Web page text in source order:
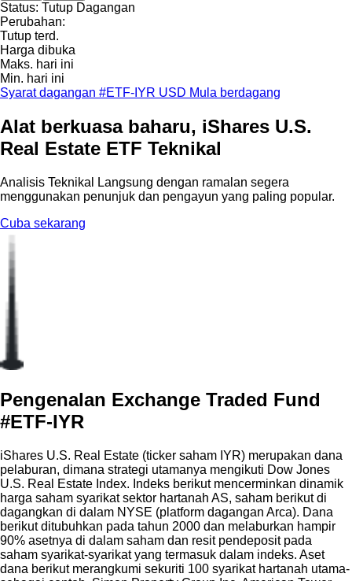
Status: Tutup Dagangan
Perubahan:
Tutup terd.
Harga dibuka
Maks. hari ini
Min. hari ini
Syarat dagangan #ETF-IYR USD Mula berdagang
Alat berkuasa baharu, iShares U.S.
Real Estate ETF Teknikal
Analisis Teknikal Langsung dengan ramalan segera
menggunakan penunjuk dan pengayun yang paling popular.
Cuba sekarang
Pengenalan Exchange Traded Fund
#ETF-IYR
iShares U.S. Real Estate (ticker saham IYR) merupakan dana
pelaburan, dimana strategi utamanya mengikuti Dow Jones
U.S. Real Estate Index. Indeks berikut mencerminkan dinamik
harga saham syarikat sektor hartanah AS, saham berikut di
dagangkan di dalam NYSE (platform dagangan Arca). Dana
berikut ditubuhkan pada tahun 2000 dan melaburkan hampir
90% asetnya di dalam saham dan resit pendeposit pada
saham syarikat-syarikat yang termasuk dalam indeks. Aset
dana berikut merangkumi sekuriti 100 syarikat hartanah utama-